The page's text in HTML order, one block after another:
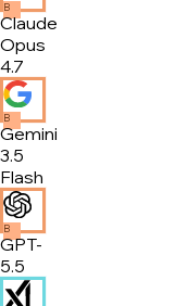
B
Claude
Opus
4.7
B
Gemini
3.5
Flash
B
GPT-
5.5